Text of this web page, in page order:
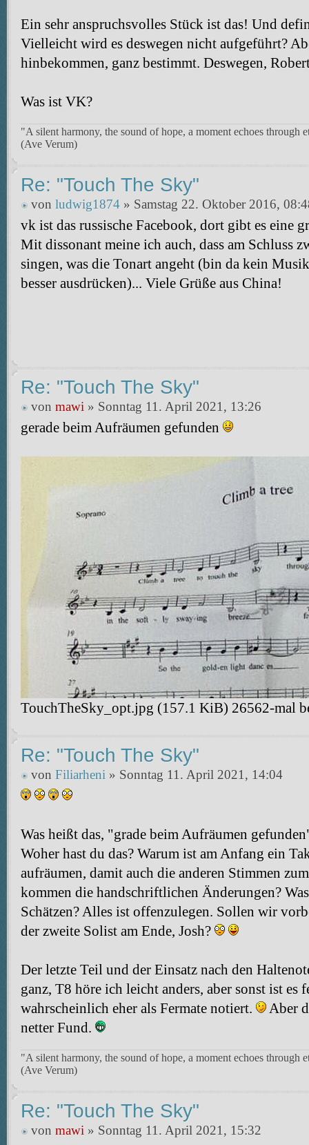
Ein sehr anspruchsvolles Stück ist das! Und
Vielleicht wird es deswegen nicht aufgeführt?
hinbekommen, ganz bestimmt. Deswegen,
Was ist VK?
"A silent harmony, the sound of hope, a moment echoes through
(Ave Verum)
Re: "Touch The Sky"
von ludwig1874 » Samstag 22. Oktober 2016,
vk ist das russische Facebook, dort gibt es eine
Mit dissonant meine ich auch, dass am Schluss
singen, was die Tonart angeht (bin da kein
besser ausdrücken)... Viele Grüße aus China!
Re: "Touch The Sky"
von mawi » Sonntag 11. April 2021, 13:26
gerade beim Aufräumen gefunden
TouchTheSky_opt.jpg (157.1 KiB) 26562-mal
Re: "Touch The Sky"
von Filiarheni » Sonntag 11. April 2021, 14:04
Was heißt das, "grade beim Aufräumen
Woher hast du das? Warum ist am Anfang ein
aufräumen, damit auch die anderen Stimmen
kommen die handschriftlichen Änderungen?
Schätzen? Alles ist offenzulegen. Sollen wir
der zweite Solist am Ende, Josh?
Der letzte Teil und der Einsatz nach den
ganz, T8 höre ich leicht anders, aber sonst ist es
wahrscheinlich eher als Fermate notiert.
Aber
netter Fund.
"A silent harmony, the sound of hope, a moment echoes through
(Ave Verum)
Re: "Touch The Sky"
von mawi » Sonntag 11. April 2021, 15:32